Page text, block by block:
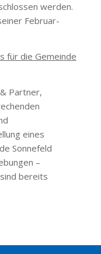
werden.
Februar-
für die Gemeinde
Partner,
eines
Sonnefeld
–
bereits